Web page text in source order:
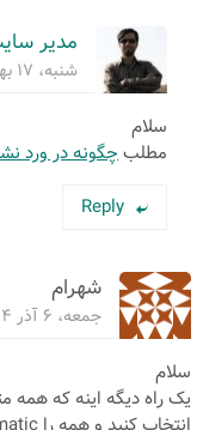
مدیر
شنبه، ۱۷ بهمن ۱۳۹۴ at ۲۲:۲۵
سلام
مطلبچگونه در ورد
Reply
شهرام
جمعه، ۶ آذر ۱۳۹۴ at ۲:۵۱
سلام
یک راه دیگه اینه که همه